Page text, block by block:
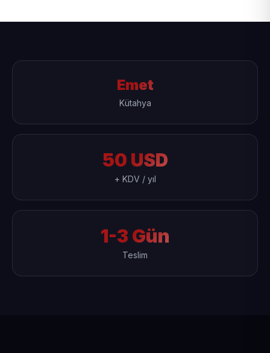
Emet
Kütahya
50 USD
+ KDV / yıl
1-3 Gün
Teslim